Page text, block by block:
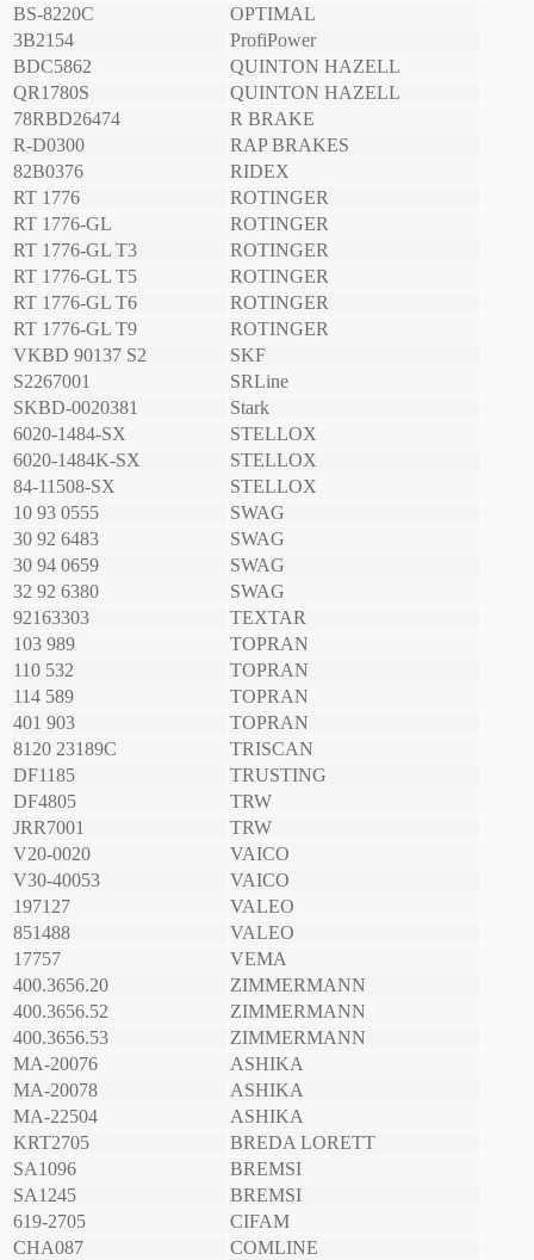
BS-8220C
OPTIMAL
3B2154
ProfiPower
BDC5862
QUINTON HAZELL
QR1780S
QUINTON HAZELL
78RBD26474
R BRAKE
R-D0300
RAP BRAKES
82B0376
RIDEX
RT 1776
ROTINGER
RT 1776-GL
ROTINGER
RT 1776-GL T3
ROTINGER
RT 1776-GL T5
ROTINGER
RT 1776-GL T6
ROTINGER
RT 1776-GL T9
ROTINGER
VKBD 90137 S2
SKF
S2267001
SRLine
SKBD-0020381
Stark
6020-1484-SX
STELLOX
6020-1484K-SX
STELLOX
84-11508-SX
STELLOX
10 93 0555
SWAG
30 92 6483
SWAG
30 94 0659
SWAG
32 92 6380
SWAG
92163303
TEXTAR
103 989
TOPRAN
110 532
TOPRAN
114 589
TOPRAN
401 903
TOPRAN
8120 23189C
TRISCAN
DF1185
TRUSTING
DF4805
TRW
JRR7001
TRW
V20-0020
VAICO
V30-40053
VAICO
197127
VALEO
851488
VALEO
17757
VEMA
400.3656.20
ZIMMERMANN
400.3656.52
ZIMMERMANN
400.3656.53
ZIMMERMANN
MA-20076
ASHIKA
MA-20078
ASHIKA
MA-22504
ASHIKA
KRT2705
BREDA LORETT
SA1096
BREMSI
SA1245
BREMSI
619-2705
CIFAM
CHA087
COMLINE